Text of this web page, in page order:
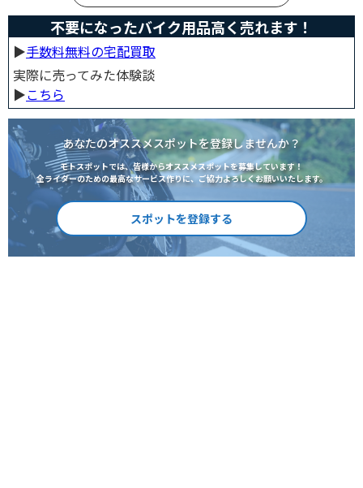
不要になったバイク用品高く売れます！
▶︎手数料無料の宅配買取
実際に売ってみた体験談
▶︎こちら
あなたのオススメスポットを登録しませんか？
モトスポットでは、皆様からオススメスポットを募集しています！
全ライダーのための最高なサービス作りに、ご協力よろしくお願いいたします。
スポットを登録する